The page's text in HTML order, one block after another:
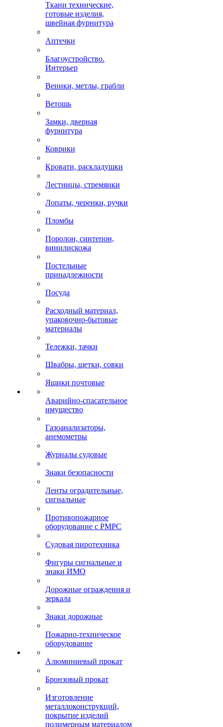
Ткани технические,
готовые изделия,
швейная фурнитура
Аптечки
Благоустройство.
Интерьер
Веники, метлы, грабли
Ветошь
Замки, дверная
фурнитура
Коврики
Кровати, раскладушки
Лестницы, стремянки
Лопаты, черенки, ручки
Пломбы
Поролон, синтепон,
винилискожа
Постельные
принадлежности
Посуда
Расходный материал,
упаковочно-бытовые
материалы
Тележки, тачки
Швабры, щетки, совки
Ящики почтовые
Аварийно-спасательное
имущество
Газоанализаторы,
анемометры
Журналы судовые
Знаки безопасности
Ленты оградительные,
сигнальные
Противопожарное
оборудование с РМРС
Судовая пиротехника
Фигуры сигнальные и
знаки ИМО
Дорожные ограждения и
зеркала
Знаки дорожные
Пожарно-техническое
оборудование
Алюминиевый прокат
Бронзовый прокат
Изготовление
металлоконструкций,
покрытие изделий
полимерным материалом